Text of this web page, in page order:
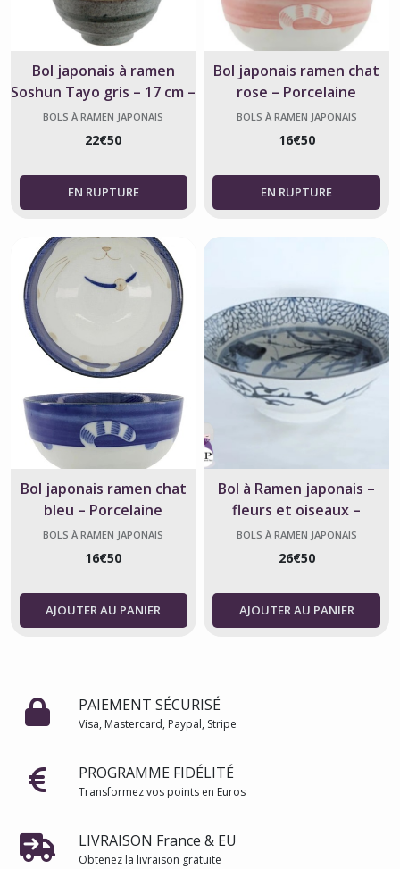
Bol japonais à ramen
Soshun Tayo gris – 17 cm –
900 ml
BOLS À RAMEN JAPONAIS
22€50
Bol japonais ramen chat
rose – Porcelaine
fabriquée au Japon
BOLS À RAMEN JAPONAIS
16€50
Bol japonais ramen chat
bleu – Porcelaine
fabriquée au Japon
BOLS À RAMEN JAPONAIS
16€50
AJOUTER AU PANIER
Bol à Ramen japonais –
fleurs et oiseaux –
Fabriqué au Japon
BOLS À RAMEN JAPONAIS
26€50
AJOUTER AU PANIER
PAIEMENT SÉCURISÉ
Visa, Mastercard, Paypal, Stripe
PROGRAMME FIDÉLITÉ
Transformez vos points en Euros
LIVRAISON France & EU
Obtenez la livraison gratuite